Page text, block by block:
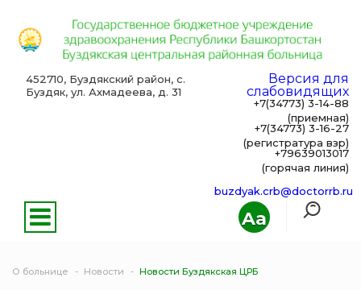
Aa
452710, Буздякский район, с.
Буздяк, ул. Ахмадеева, д. 31
Версия для
слабовидящих
+7(34773) 3-14-88
(приемная)
+7(34773) 3-16-27
(регистратура взр)
+79639013017
(горячая линия)
buzdyak.crb@doctorrb.ru
О больнице Новости Новости Буздякская ЦРБ